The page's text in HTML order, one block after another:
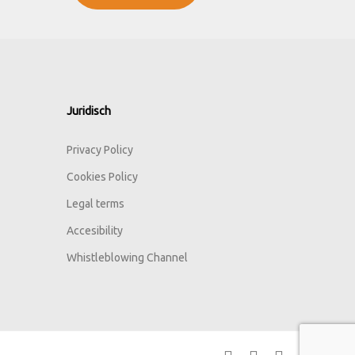
Juridisch
Privacy Policy
Cookies Policy
Legal terms
Accesibility
Whistleblowing Channel